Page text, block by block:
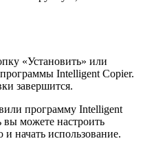
«Установить» или
Intelligent Copier.
завершится.
программу Intelligent
можете настроить
начать использование.